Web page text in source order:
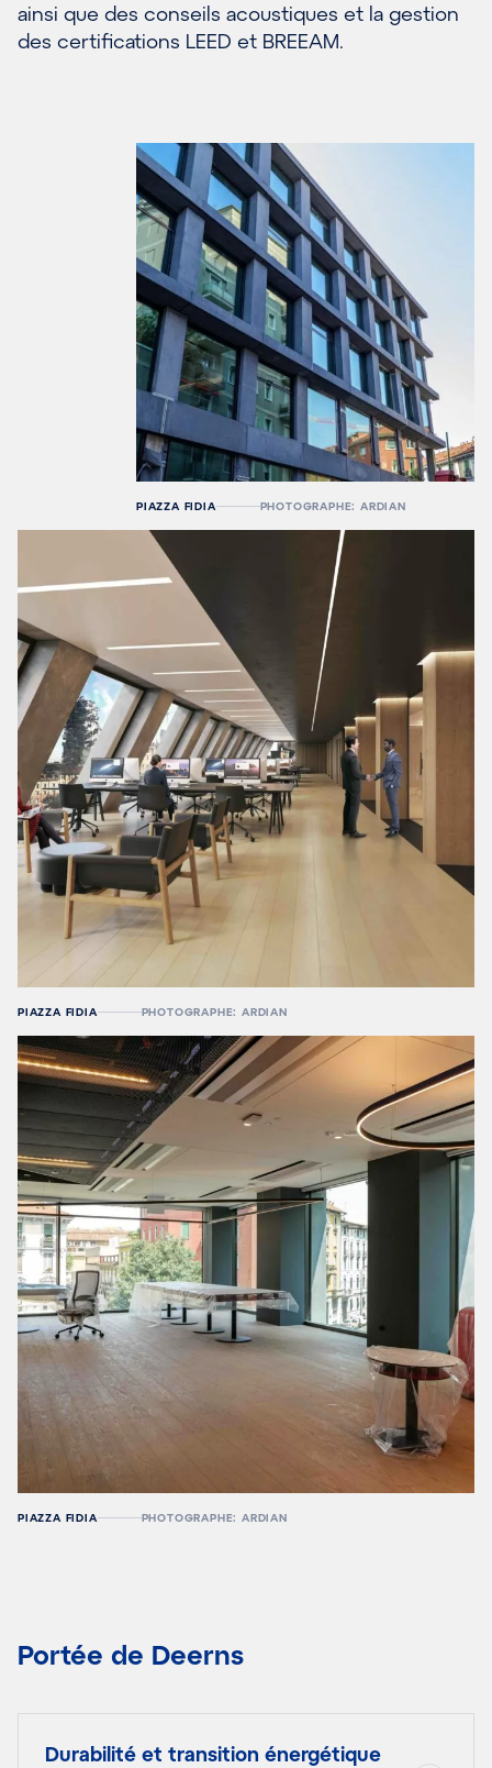
ainsi que des conseils acoustiques et la gestion
des certifications LEED et BREEAM.
PIAZZA FIDIA PHOTOGRAPHE: ARDIAN
PIAZZA FIDIA PHOTOGRAPHE: ARDIAN
PIAZZA FIDIA PHOTOGRAPHE: ARDIAN
Portée de Deerns
Durabilité et transition énergétique